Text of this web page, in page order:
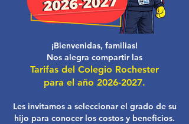
¡Bienvenidas, familias!
Nos alegra compartir las
Tarifas del Colegio Rochester
para el año 2026-2027.
Les invitamos a seleccionar el grado de su
hijo para conocer los costos y beneficios.